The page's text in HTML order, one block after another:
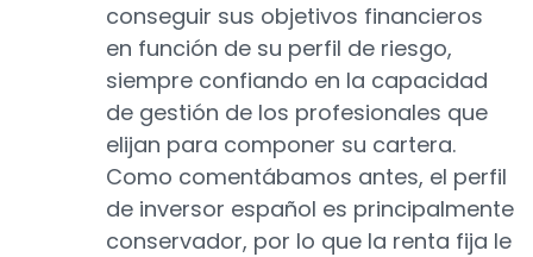
conseguir sus objetivos financieros
en función de su perfil de riesgo,
siempre confiando en la capacidad
de gestión de los profesionales que
elijan para componer su cartera.
Como comentábamos antes, el perfil
de inversor español es principalmente
conservador, por lo que la renta fija le